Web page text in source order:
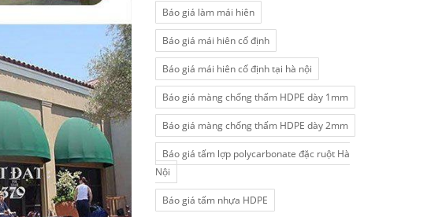
Báo giá làm mái hiên
Báo giá mái hiên cố định
Báo giá mái hiên cố định tại hà nội
Báo giá màng chống thấm HDPE dày 1mm
Báo giá màng chống thấm HDPE dày 2mm
Báo giá tấm lợp polycarbonate đặc ruột Hà
Nội
Báo giá tấm nhựa HDPE